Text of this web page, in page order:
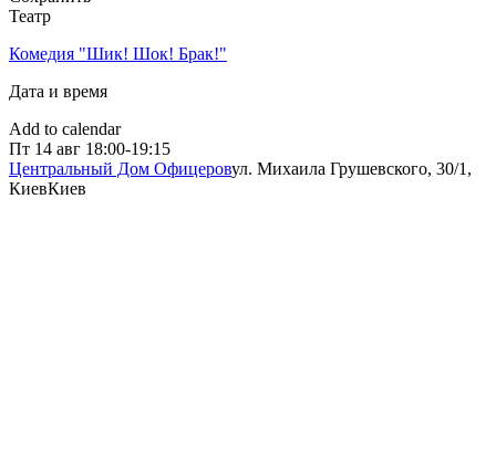
Театр
Комедия "Шик! Шок! Брак!"
Дата и время
Add to calendar
Пт 14 авг 18:00-19:15
Центральный Дом Офицеровул. Михаила Грушевского, 30/1,
КиевКиев